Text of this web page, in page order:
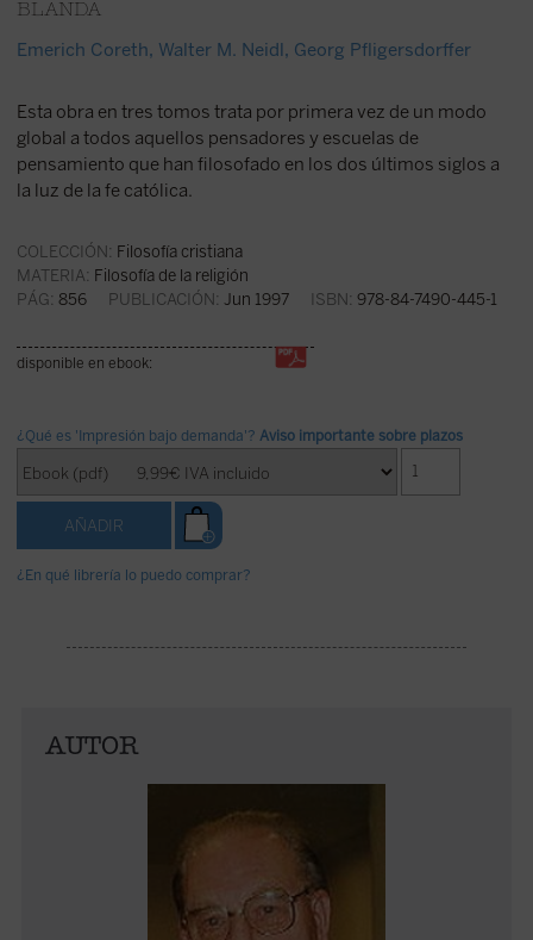
BLANDA
Emerich Coreth, Walter M. Neidl, Georg Pfligersdorffer
Esta obra en tres tomos trata por primera vez de un modo
global a todos aquellos pensadores y escuelas de
pensamiento que han filosofado en los dos últimos siglos a
la luz de la fe católica.
COLECCIÓN: Filosofía cristiana
MATERIA: Filosofía de la religión
PÁG: 856 PUBLICACIÓN: Jun 1997 ISBN: 978-84-7490-445-1
disponible en ebook:
¿Qué es 'Impresión bajo demanda'? Aviso importante sobre plazos
¿En qué librería lo puedo comprar?
AUTOR